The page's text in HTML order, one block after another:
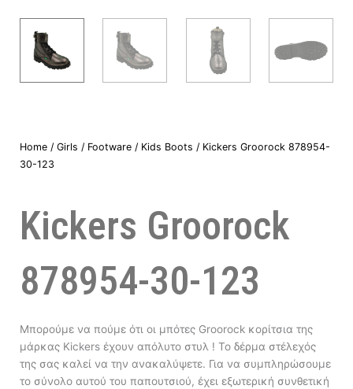
Home / Girls / Footware / Kids Boots / Kickers Groorock 878954-
30-123
Kickers Groorock
878954-30-123
Μπορούμε να πούμε ότι οι μπότες Groorock κορίτσια της
μάρκας Kickers έχουν απόλυτο στυλ ! Το δέρμα στέλεχός
της σας καλεί να την ανακαλύψετε. Για να συμπληρώσουμε
το σύνολο αυτού του παπουτσιού, έχει εξωτερική συνθετική